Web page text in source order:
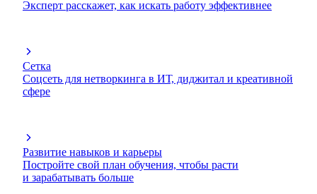
Эксперт расскажет, как искать работу эффективнее
Сетка
Соцсеть для нетворкинга в ИТ, диджитал и креативной
сфере
Развитие навыков и карьеры
Постройте свой план обучения, чтобы расти
и зарабатывать больше